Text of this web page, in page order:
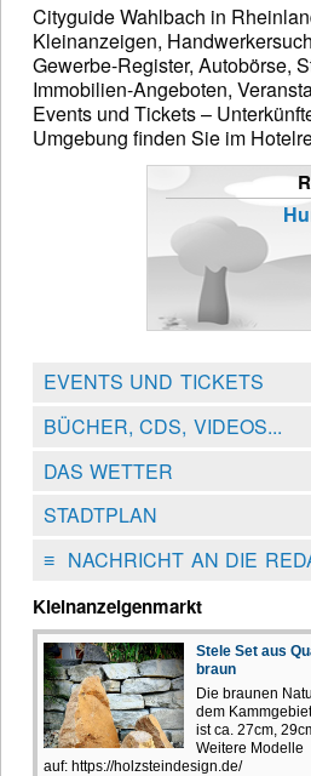
Cityguide Wahlbach in
Kleinanzeigen,
Gewerbe-Register, Autobörse,
Immobilien-Angeboten,
Events und Tickets –
Umgebung finden Sie im
EVENTS UND TICKETS
BÜCHER, CDS, VIDEOS...
DAS WETTER
STADTPLAN
≡NACHRICHT AN DIE
Kleinanzeigenmarkt
Stele Set aus
braun
Die braunen
dem
ist ca. 27cm,
Weitere Modelle
auf: https://holzsteindesign.de/